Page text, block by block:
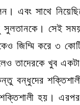
এবং সাথে
সুলতানকে। সেই সময়
জিম্মি করে ৩
তাদেরকে খুব
বন্ধুদের
হয়। এরপর